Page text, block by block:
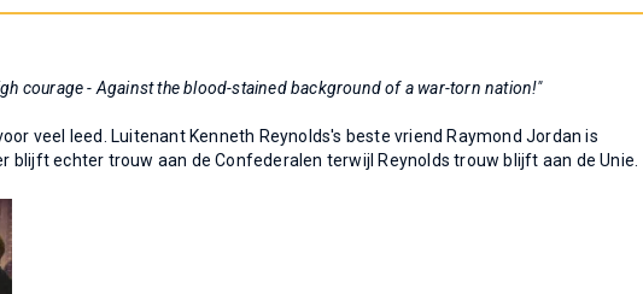
courage - Against the blood-stained background of a war-torn nation!"
veel leed. Luitenant Kenneth Reynolds's beste vriend Raymond Jordan is
blijft echter trouw aan de Confederalen terwijl Reynolds trouw blijft aan de Unie.